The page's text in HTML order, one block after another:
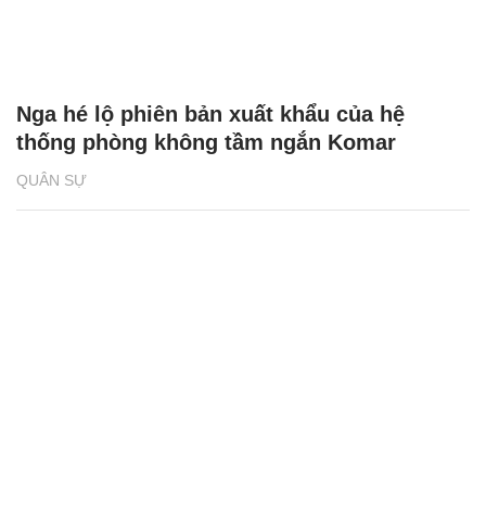
QUÂN SỰ
Nga hé lộ phiên bản xuất khẩu của hệ
thống phòng không tầm ngắn Komar